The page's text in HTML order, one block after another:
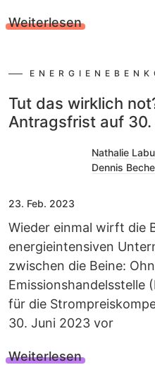
Weiterlesen
Tut das wirklich
Antragsfrist auf
Nathalie
Dennis
23. Feb. 2023
Wieder einmal wirft die
energieintensiven
zwischen die Beine:
Emissionshandelsstelle
für die
30. Juni 2023 vor
Weiterlesen